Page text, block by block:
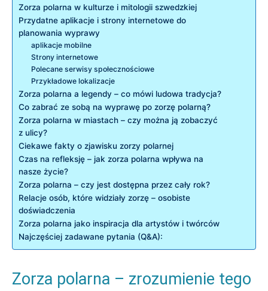
Zorza polarna w kulturze i mitologii szwedzkiej
Przydatne aplikacje i strony internetowe do
planowania wyprawy
aplikacje mobilne
Strony internetowe
Polecane serwisy społecznościowe
Przykładowe lokalizacje
Zorza polarna a legendy – co mówi ludowa tradycja?
Co zabrać ze sobą na wyprawę po zorzę polarną?
Zorza polarna w miastach – czy można ją zobaczyć
z ulicy?
Ciekawe fakty o zjawisku zorzy polarnej
Czas na refleksję – jak zorza polarna wpływa na
nasze życie?
Zorza polarna – czy jest dostępna przez cały rok?
Relacje osób, które widziały zorzę – osobiste
doświadczenia
Zorza polarna jako inspiracja dla artystów i twórców
Najczęściej zadawane pytania (Q&A):
Zorza polarna – zrozumienie tego